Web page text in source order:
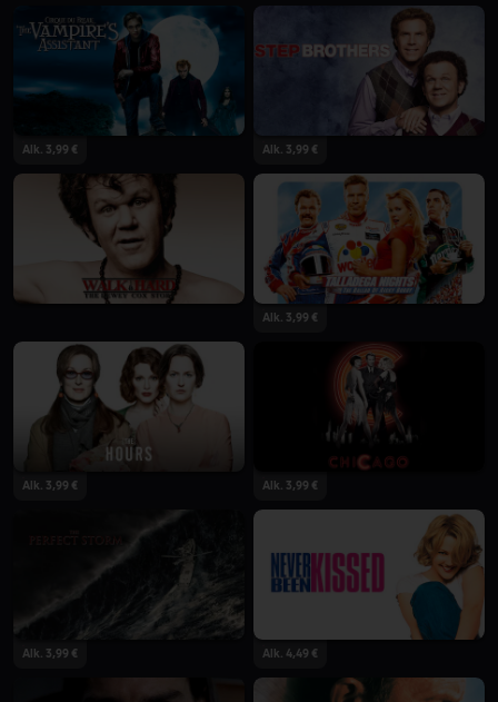
Alk. 3,99 € Alk. 3,99 €
Alk. 3,99 €
Alk. 3,99 € Alk. 3,99 €
Alk. 3,99 € Alk. 4,49 €